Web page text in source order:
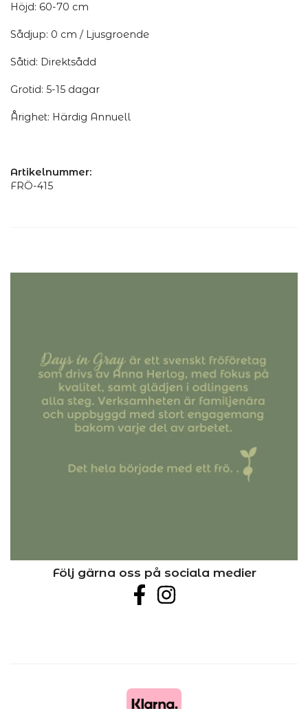
Höjd: 60-70 cm
Sådjup: 0 cm / Ljusgroende
Såtid: Direktsådd
Grotid: 5-15 dagar
Årighet: Härdig Annuell
Artikelnummer:
FRÖ-415
Följ gärna oss på sociala medier